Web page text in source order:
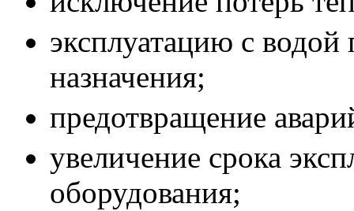
эксплуатацию с водой
назначения;
предотвращение
увеличение срока
оборудования;